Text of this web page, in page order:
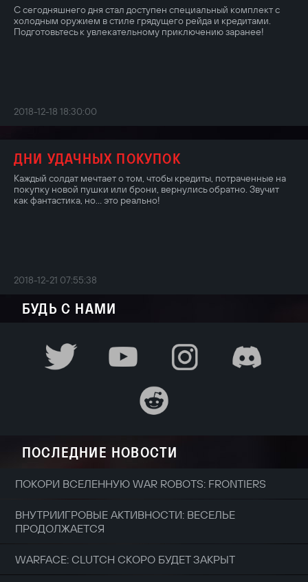
С сегодняшнего дня стал доступен специальный комплект с
холодным оружием в стиле грядущего рейда и кредитами.
Подготовьтесь к увлекательному приключению заранее!
2018-12-18 18:30:00
ДНИ УДАЧНЫХ ПОКУПОК
Каждый солдат мечтает о том, чтобы кредиты, потраченные на
покупку новой пушки или брони, вернулись обратно. Звучит
как фантастика, но... это реально!
2018-12-21 07:55:38
БУДЬ С НАМИ
ПОСЛЕДНИЕ НОВОСТИ
ПОКОРИ ВСЕЛЕННУЮ WAR ROBOTS: FRONTIERS
ВНУТРИИГРОВЫЕ АКТИВНОСТИ: ВЕСЕЛЬЕ
ПРОДОЛЖАЕТСЯ
WARFACE: CLUTCH СКОРО БУДЕТ ЗАКРЫТ